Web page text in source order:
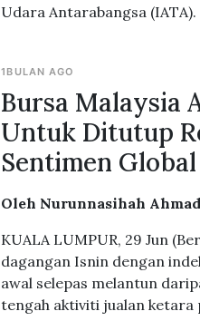
Udara Antarabangsa (IATA).
1BULAN AGO
Bursa Malaysia
Untuk Ditutup
Sentimen Global
Oleh Nurunnasihah
KUALA LUMPUR, 29 Jun
dagangan Isnin dengan
awal selepas melantun
tengah aktiviti jualan ketara